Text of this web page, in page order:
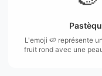
L'emoji 🍉 représente
fruit rond avec une